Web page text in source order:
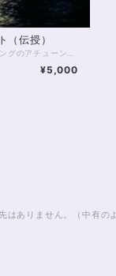
（伝授）
¥5,000
はありません。（中有の